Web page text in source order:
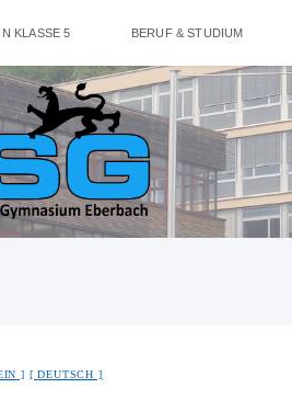
KLASSE 5 BERUF & STUDIUM
DEUTSCH